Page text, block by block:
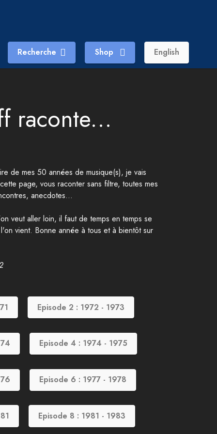
Recherche Shop English
raconte...
de mes 50 années de musique(s), je vais
page, vous raconter sans filtre, toutes mes
anecdotes...
veut aller loin, il faut de temps en temps se
vient. Bonne année à tous et à bientôt sur
Episode 2 : 1972 - 1973
Episode 4 : 1974 - 1975
Episode 6 : 1977 - 1978
Episode 8 : 1981 - 1983